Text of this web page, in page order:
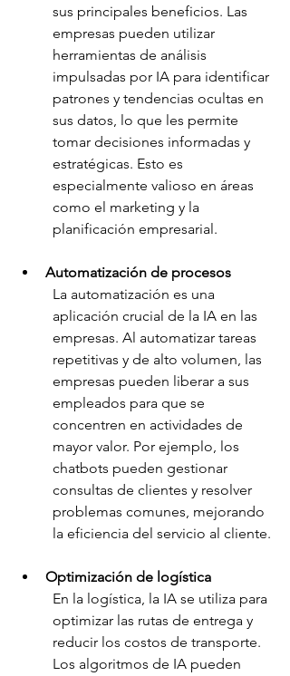
sus principales beneficios. Las
empresas pueden utilizar
herramientas de análisis
impulsadas por IA para identificar
patrones y tendencias ocultas en
sus datos, lo que les permite
tomar decisiones informadas y
estratégicas. Esto es
especialmente valioso en áreas
como el marketing y la
planificación empresarial.
Automatización de procesos
La automatización es una
aplicación crucial de la IA en las
empresas. Al automatizar tareas
repetitivas y de alto volumen, las
empresas pueden liberar a sus
empleados para que se
concentren en actividades de
mayor valor. Por ejemplo, los
chatbots pueden gestionar
consultas de clientes y resolver
problemas comunes, mejorando
la eficiencia del servicio al cliente.
Optimización de logística
En la logística, la IA se utiliza para
optimizar las rutas de entrega y
reducir los costos de transporte.
Los algoritmos de IA pueden